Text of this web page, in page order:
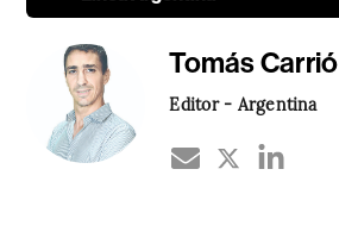
Tomás Carrió
Editor - Argentina